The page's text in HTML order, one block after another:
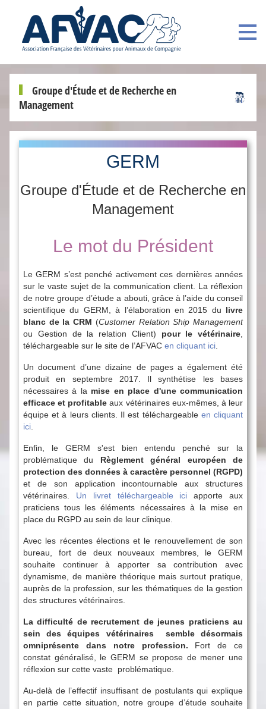
Groupe d'Étude et de Recherche en
Management
GERM
Groupe d'Étude et de Recherche en
Management
Le mot du Président
Le GERM s’est penché activement ces dernières années
sur le vaste sujet de la communication client. La réflexion
de notre groupe d’étude a abouti, grâce à l’aide du conseil
scientifique du GERM, à l’élaboration en 2015 du livre
blanc de la CRM (Customer Relation Ship Management
ou Gestion de la relation Client) pour le vétérinaire
téléchargeable sur le site de l’AFVAC en cliquant ici
Un document d’une dizaine de pages a également été
produit en septembre 2017. Il synthétise les bases
nécessaires à la mise en place d'une communication
efficace et profitable aux vétérinaires eux-mêmes, à leur
équipe et à leurs clients. Il est téléchargeable en cliquant
ici
Enfin, le GERM s'est bien entendu penché sur la
problématique du Règlement général européen de
protection des données à caractère personnel (RGPD)
et de son application incontournable aux structures
vétérinaires. Un livret téléchargeable ici apporte aux
praticiens tous les éléments nécessaires à la mise en
place du RGPD au sein de leur clinique.
Avec les récentes élections et le renouvellement de son
bureau, fort de deux nouveaux membres, le GERM
souhaite continuer à apporter sa contribution avec
dynamisme, de manière théorique mais surtout pratique,
auprès de la profession, sur les thématiques de la gestion
des structures vétérinaires.
La difficulté de recrutement de jeunes praticiens au
sein des équipes vétérinaires semble désormais
omniprésente dans notre profession. Fort de ce
constat généralisé, le GERM se propose de mener une
réflexion sur cette vaste problématique.
Au-delà de l’effectif insuffisant de postulants qui explique
en partie cette situation, notre groupe d’étude souhaite